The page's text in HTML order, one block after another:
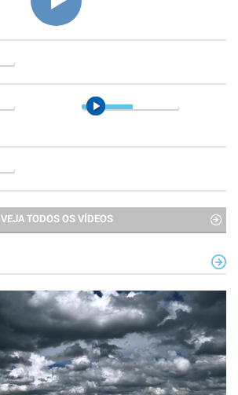
VEJA TODOS OS VÍDEOS